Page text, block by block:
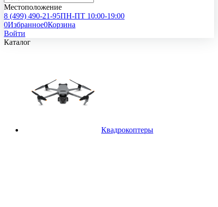
Местоположение
8 (499) 490-21-95ПН-ПТ 10:00-19:00
0Избранное0Корзина
Войти
Каталог
Квадрокоптеры